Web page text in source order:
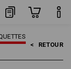
< RETOUR